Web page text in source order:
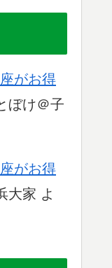
がお得
ぼけ＠子
がお得
大家 よ